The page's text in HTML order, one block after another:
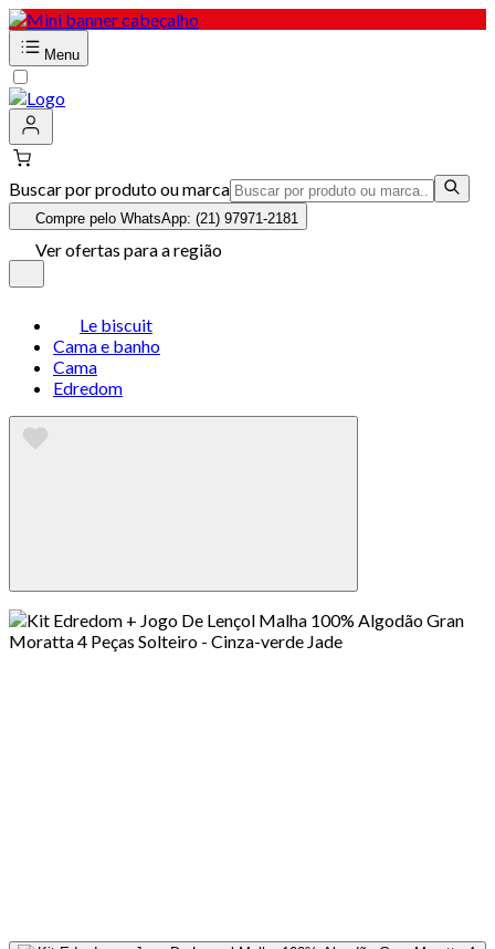
Menu
Buscar por produto ou marca
Compre pelo WhatsApp: (21) 97971-2181
Ver ofertas para a região
Le biscuit
Cama e banho
Cama
Edredom